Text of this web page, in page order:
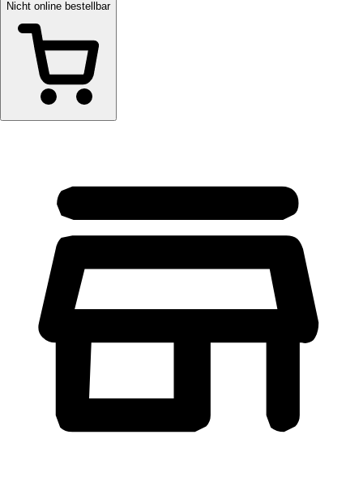
Nicht online bestellbar